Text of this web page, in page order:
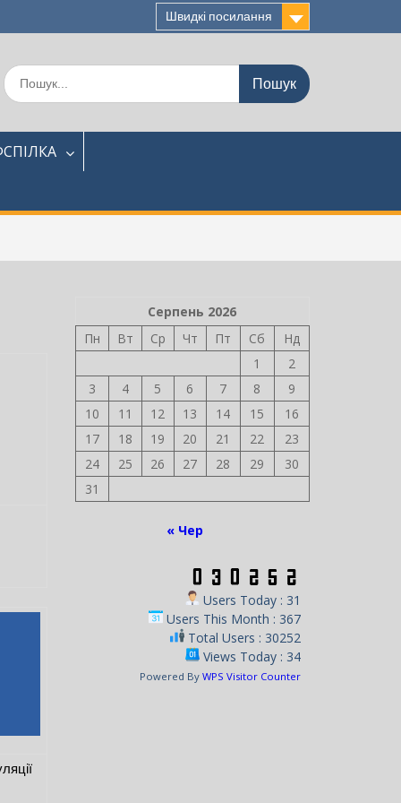
Швидкі посилання
Шукати:
Серпень 2026
Пн
Вт Ср Чт Пт Сб
Нд
1
2
3
4 5 6 7 8
9
10
11 12 13 14 15
16
17
18 19 20 21 22
23
24
25 26 27 28 29
30
31
« Чер
Users Today : 31
Users This Month : 367
Total Users : 30252
Views Today : 34
Powered By WPS Visitor Counter